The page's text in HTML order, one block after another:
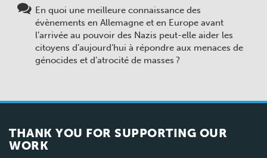
En quoi une meilleure connaissance des
évènements en Allemagne et en Europe avant
l’arrivée au pouvoir des Nazis peut-elle aider les
citoyens d’aujourd’hui à répondre aux menaces de
génocides et d’atrocité de masses ?
THANK YOU FOR SUPPORTING OUR
WORK